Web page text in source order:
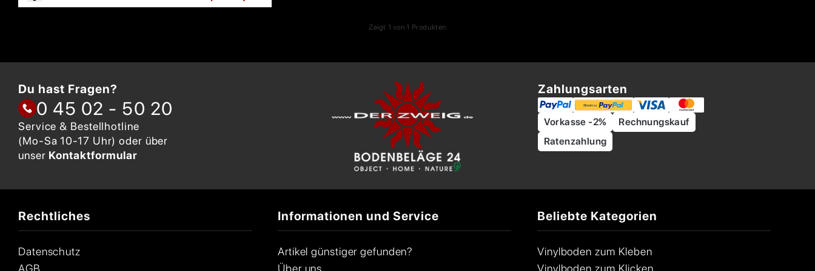
Zeigt 1 von 1 Produkten
Du hast Fragen?
0 45 02 - 50 20
Service & Bestellhotline
(Mo-Sa 10-17 Uhr) oder über
unser Kontaktformular
Zahlungsarten
Vorkasse -2%
Rechnungskauf
Ratenzahlung
Rechtliches
Datenschutz
AGB
Informationen und Service
Artikel günstiger gefunden?
Über uns
Beliebte Kategorien
Vinylboden zum Kleben
Vinylboden zum Klicken